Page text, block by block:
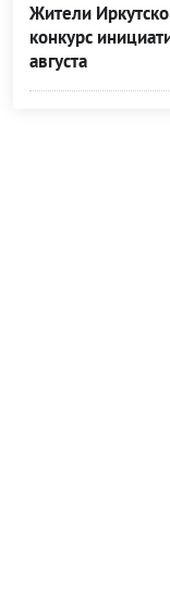
Жители
конкурс
августа